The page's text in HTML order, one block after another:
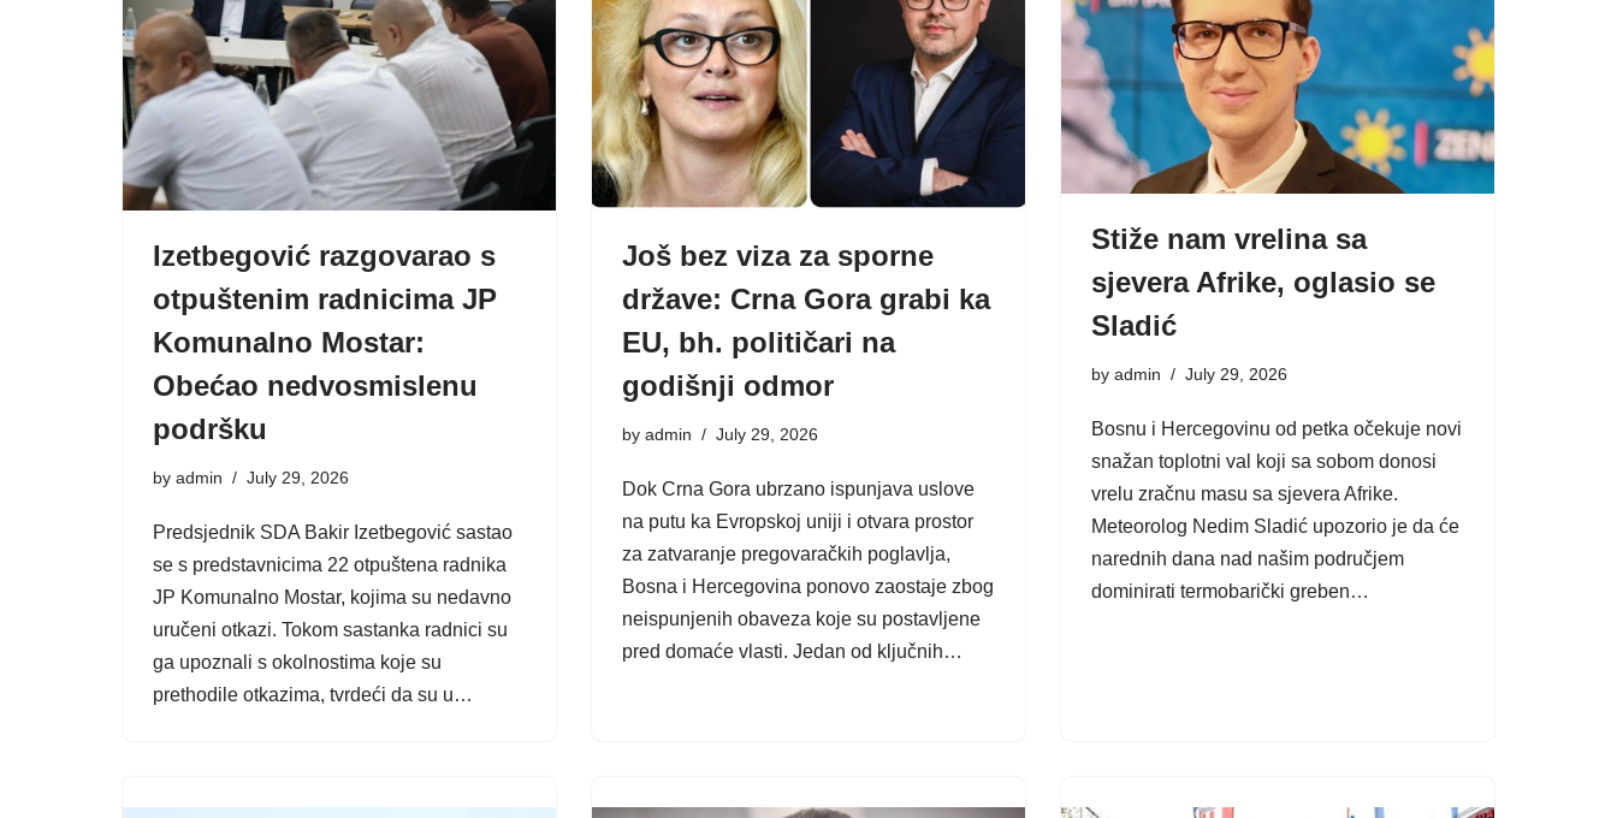
Izetbegović razgovarao s
otpuštenim radnicima JP
Komunalno Mostar:
Obećao nedvosmislenu
podršku
by admin July 29, 2026
Predsjednik SDA Bakir Izetbegović sastao
se s predstavnicima 22 otpuštena radnika
JP Komunalno Mostar, kojima su nedavno
uručeni otkazi. Tokom sastanka radnici su
ga upoznali s okolnostima koje su
prethodile otkazima, tvrdeći da su u…
Još bez viza za sporne
države: Crna Gora grabi ka
EU, bh. političari na
godišnji odmor
by admin July 29, 2026
Dok Crna Gora ubrzano ispunjava uslove
na putu ka Evropskoj uniji i otvara prostor
za zatvaranje pregovaračkih poglavlja,
Bosna i Hercegovina ponovo zaostaje zbog
neispunjenih obaveza koje su postavljene
pred domaće vlasti. Jedan od ključnih…
Stiže nam vrelina sa
sjevera Afrike, oglasio se
Sladić
by admin July 29, 2026
Bosnu i Hercegovinu od petka očekuje novi
snažan toplotni val koji sa sobom donosi
vrelu zračnu masu sa sjevera Afrike.
Meteorolog Nedim Sladić upozorio je da će
narednih dana nad našim područjem
dominirati termobarički greben…